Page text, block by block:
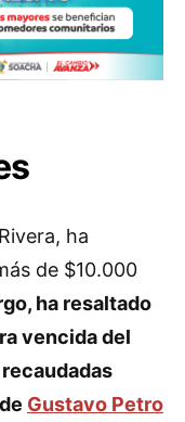
ha
de $10.000
ha resaltado
vencida del
Gustavo Petro